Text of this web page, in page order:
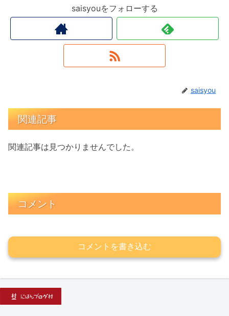
saisyouをフォローする
saisyou
関連記事
関連記事は見つかりませんでした。
コメント
コメントを書き込む